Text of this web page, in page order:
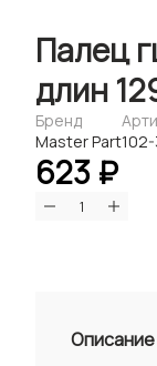
Палец
длин
Бренд
Master Part
623 ₽
Описание